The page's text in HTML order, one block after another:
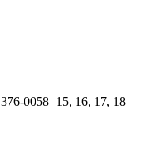
376-0058 15, 16, 17, 18